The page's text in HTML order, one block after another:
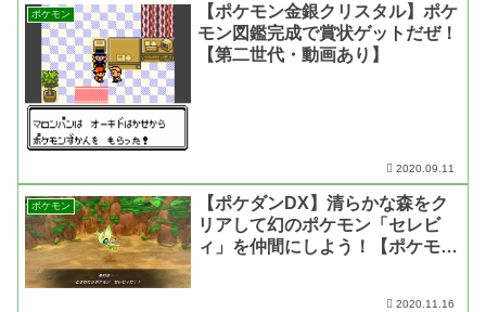
ポケモン
【ポケモン金銀クリスタル】ポケ
モン図鑑完成で賞状ゲットだぜ！
【第二世代・動画あり】
2020.09.11
ポケモン
【ポケダンDX】清らかな森をク
リアして幻のポケモン「セレビ
ィ」を仲間にしよう！【ポケモン
2020.11.16